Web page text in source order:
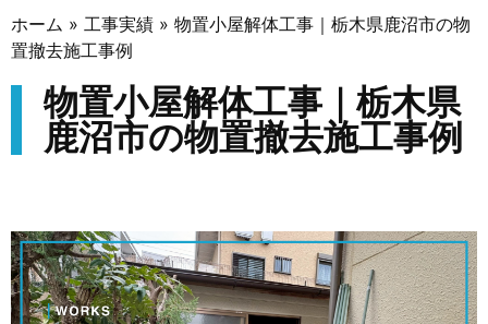
ホーム » 工事実績 » 物置小屋解体工事｜栃木県鹿沼市の物
置撤去施工事例
物置小屋解体工事｜栃木県
鹿沼市の物置撤去施工事例